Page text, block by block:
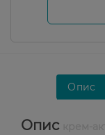
Опис
Опис